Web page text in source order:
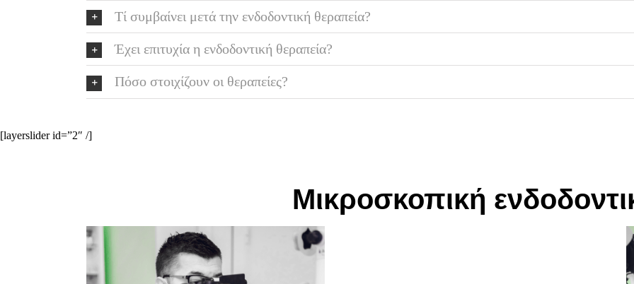
Τί συμβαίνει μετά την ενδοδοντική θεραπεία?
Έχει επιτυχία η ενδοδοντική θεραπεία?
Πόσο στοιχίζουν οι θεραπείες?
[layerslider id=”2″ /]
Μικροσκοπική